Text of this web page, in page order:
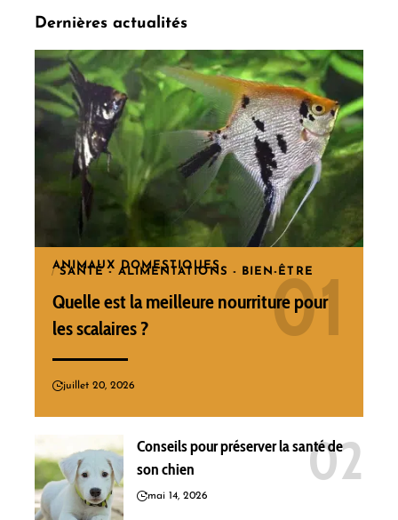
Dernières actualités
ANIMAUX DOMESTIQUES
SANTÉ - ALIMENTATIONS - BIEN-ÊTRE
Quelle est la meilleure nourriture pour
les scalaires ?
juillet 20, 2026
Conseils pour préserver la santé de
son chien
mai 14, 2026